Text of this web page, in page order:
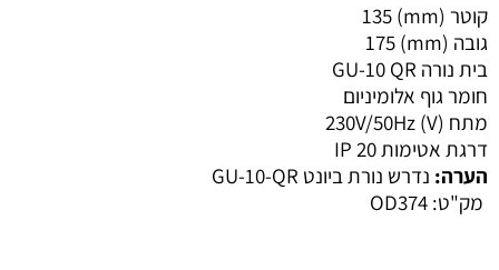
קוטר (mm)
135
גובה (mm)
175
בית נורה GU-10 QR
חומר גוף אלומיניום
מתח (V)
230V/50Hz
דרגת אטימות IP20
הערה: נדרש נורת ביונט GU-10-QR
מק"ט: OD374